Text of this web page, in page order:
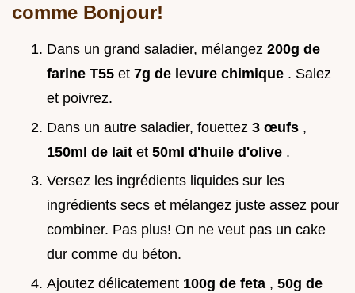
comme Bonjour!
Dans un grand saladier, mélangez 200g de
farine T55 et 7g de levure chimique . Salez
et poivrez.
Dans un autre saladier, fouettez 3 œufs ,
150ml de lait et 50ml d'huile d'olive .
Versez les ingrédients liquides sur les
ingrédients secs et mélangez juste assez pour
combiner. Pas plus! On ne veut pas un cake
dur comme du béton.
Ajoutez délicatement 100g de feta , 50g de